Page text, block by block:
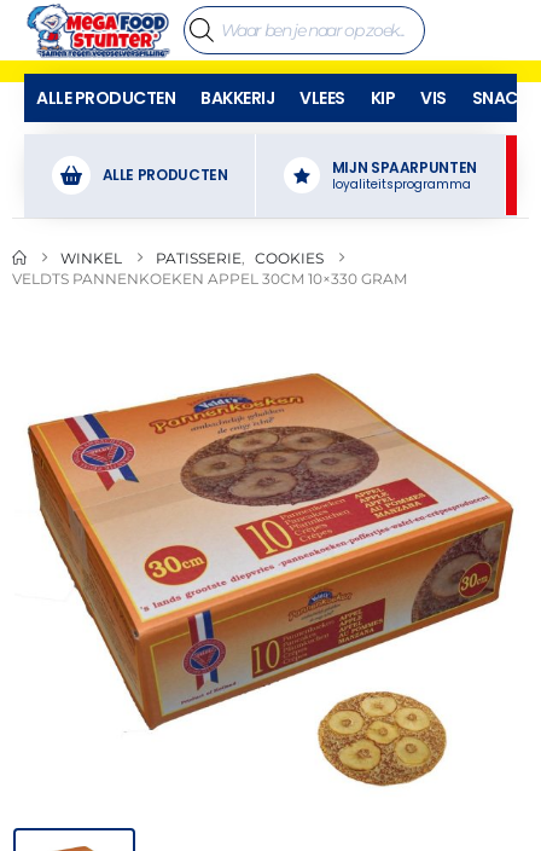
ALLE PRODUCTEN BAKKERIJ VLEES KIP VIS SNACKS
ALLE PRODUCTEN MIJN SPAARPUNTEN
loyaliteitsprogramma
WINKEL PATISSERIE
COOKIES
VELDTS PANNENKOEKEN APPEL 30CM 10×330 GRAM